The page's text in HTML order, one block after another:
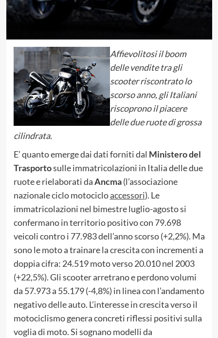
Affievolitosi il boom
delle vendite tra gli
scooter riscontrato lo
scorso anno, gli Italiani
riscoprono il piacere
delle due ruote di grossa
cilindrata.
E’ quanto emerge dai dati forniti dal Ministero del
Trasportosulle immatricolazioni in Italia delle due
ruote e rielaborati daAncma(l’associazione
nazionale ciclo motocicloaccessori). Le
immatricolazioni nel bimestre luglio-agosto si
confermano in territorio positivo con 79.698
veicoli contro i 77.983 dell’anno scorso (+2,2%). Ma
sono le moto a trainare la crescita con incrementi a
doppia cifra: 24.519 moto verso 20.010 nel 2003
(+22,5%). Gli scooter arretrano e perdono volumi
da 57.973 a 55.179 (-4,8%) in linea con l’andamento
negativo delle auto. L’interesse in crescita verso il
motociclismo genera concreti riflessi positivi sulla
voglia di moto. Si sognano modelli da